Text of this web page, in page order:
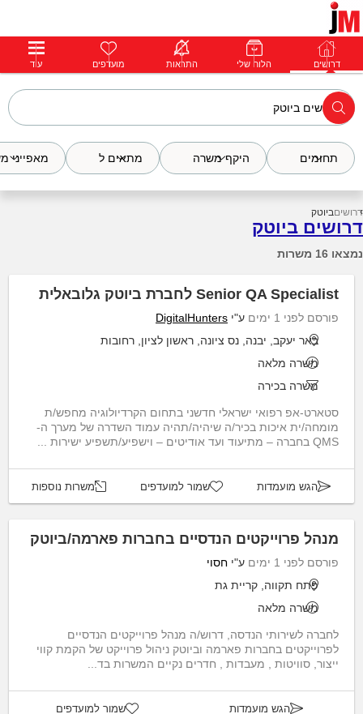
דרושים פרופילים הודעות פרימיום דרושים הלוח שלי התראות מועדפים עוד
תחומים היקף משרה מתאים ל מאפייני
דרושיםביוטק
דרושים ביוטק
נמצאו 16 משרות
Senior QA Specialist לחברת ביוטק גלובאלית
פורסם לפני 1 ימים ע"י DigitalHunters
באר יעקב, יבנה, נס ציונה, ראשון לציון, רחובות
משרה מלאה
משרה בכירה
סטארט-אפ רפואי ישראלי חדשני בתחום הקרדיולוגיה מחפש/ת
מומחה/ית איכות בכיר/ה שיהיה/תהיה עמוד השדרה של מערך ה-
QMS בחברה – מתיעוד ועד אודיטים – וישפיע/תשפיע ישירות ...
הגש מועמדות שמור למועדפים משרות נוספות
מנהל פרוייקטים הנדסיים בחברות פארמה/ביוטק
פורסם לפני 1 ימים ע"י חסוי
פתח תקווה, קריית גת
משרה מלאה
לחברה לשירותי הנדסה, דרוש/ה מנהל פרוייקטים הנדסיים
לפרוייקטים בחברות פארמה וביוטק ניהול פרוייקט של הקמת קווי
ייצור, סוויטות , מעבדות , חדרים נקיים המשרות בד...
הגש מועמדות שמור למועדפים